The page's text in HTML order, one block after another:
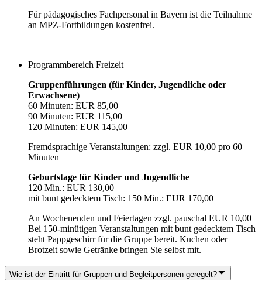
Für pädagogisches Fachpersonal in Bayern ist die Teilnahme
an MPZ-Fortbildungen kostenfrei.
Programmbereich Freizeit
Gruppenführungen (für Kinder, Jugendliche oder
Erwachsene)
60 Minuten: EUR 85,00
90 Minuten: EUR 115,00
120 Minuten: EUR 145,00
Fremdsprachige Veranstaltungen: zzgl. EUR 10,00 pro 60
Minuten
Geburtstage für Kinder und Jugendliche
120 Min.: EUR 130,00
mit bunt gedecktem Tisch: 150 Min.: EUR 170,00
An Wochenenden und Feiertagen zzgl. pauschal EUR 10,00
Bei 150-minütigen Veranstaltungen mit bunt gedecktem Tisch
steht Pappgeschirr für die Gruppe bereit. Kuchen oder
Brotzeit sowie Getränke bringen Sie selbst mit.
Wie ist der Eintritt für Gruppen und Begleitpersonen geregelt?